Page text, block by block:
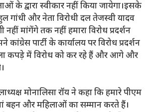
के द्वारा स्वीकार नहीं किया जायेगा।इसके
गांधी और नेता विरोधी दल तेजस्वी यादव
मांगेंगे तक नहीं हमारा विरोध प्रदर्शन
कांग्रेस पार्टी के कार्यालय पर विरोध प्रदर्शन
कपड़े में विरोध को कर रहे हैं और आगे और
मोनालिसा रॉय ने कहा कि हमारे पीएम
बहन और महिलाओं का सम्मान करते हैं।